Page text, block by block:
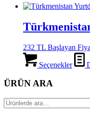
232 TL Başlayan
Seçenekler
ÜRÜN ARA
Ara: